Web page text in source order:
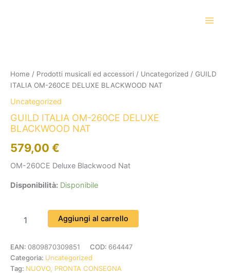
Home / Prodotti musicali ed accessori / Uncategorized / GUILD
ITALIA OM-260CE DELUXE BLACKWOOD NAT
Uncategorized
GUILD ITALIA OM-260CE DELUXE
BLACKWOOD NAT
579,00 €
OM-260CE Deluxe Blackwood Nat
Disponibilità: Disponibile
260CE
DELUXE
BLACKWOOD
NAT
quantità
Aggiungi al carrello
EAN: 0809870309851 COD: 664447
Categoria: Uncategorized
Tag: NUOVO, PRONTA CONSEGNA